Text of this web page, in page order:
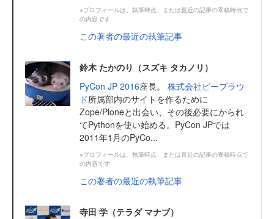
※プロフィールは、執筆時点、または直近の記事の寄稿時点で
の内容です
この著者の最近の執筆記事
鈴木 たかのり（スズキ タカノリ）
PyCon JP 2016座長。 株式会社ビープラウ
ド所属部内のサイトを作るために
Zope/Ploneと出会い、その後必要にかられ
てPythonを使い始める。PyCon JPでは
2011年1月のPyCo...
※プロフィールは、執筆時点、または直近の記事の寄稿時点で
の内容です
この著者の最近の執筆記事
寺田 学（テラダ マナブ）